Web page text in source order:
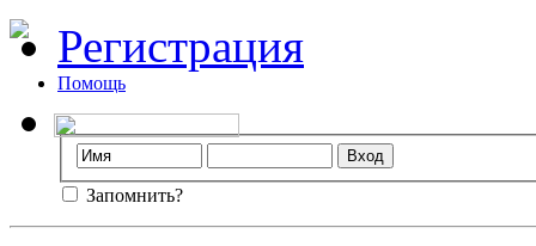
Регистрация
Помощь
Запомнить?